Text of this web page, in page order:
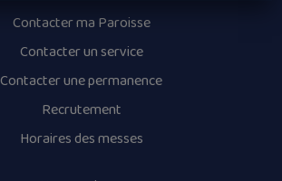
Contacter ma Paroisse
Contacter un service
Contacter une permanence
Recrutement
Horaires des messes